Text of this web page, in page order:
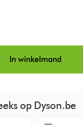
In winkelmand
op Dyson.be